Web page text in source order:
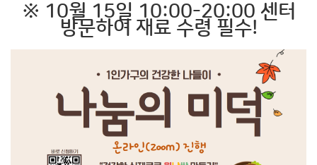
※ 10월 15일 10:00-20:00 센터
방문하여 재료 수령 필수!